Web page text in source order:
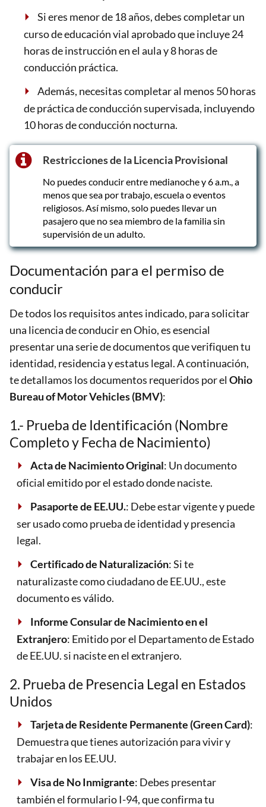
Si eres menor de 18 años, debes completar un
curso de educación vial aprobado que incluye 24
horas de instrucción en el aula y 8 horas de
conducción práctica.
Además, necesitas completar al menos 50 horas
de práctica de conducción supervisada, incluyendo
10 horas de conducción nocturna.
Restricciones de la Licencia Provisional
No puedes conducir entre medianoche y 6 a.m., a
menos que sea por trabajo, escuela o eventos
religiosos. Así mismo, solo puedes llevar un
pasajero que no sea miembro de la familia sin
supervisión de un adulto.
Documentación para el permiso de
conducir
De todos los requisitos antes indicado, para solicitar
una licencia de conducir en Ohio, es esencial
presentar una serie de documentos que verifiquen tu
identidad, residencia y estatus legal. A continuación,
te detallamos los documentos requeridos por el Ohio
Bureau of Motor Vehicles (BMV):
1.- Prueba de Identificación (Nombre
Completo y Fecha de Nacimiento)
Acta de Nacimiento Original: Un documento
oficial emitido por el estado donde naciste.
Pasaporte de EE.UU.: Debe estar vigente y puede
ser usado como prueba de identidad y presencia
legal.
Certificado de Naturalización: Si te
naturalizaste como ciudadano de EE.UU., este
documento es válido.
Informe Consular de Nacimiento en el
Extranjero: Emitido por el Departamento de Estado
de EE.UU. si naciste en el extranjero.
2. Prueba de Presencia Legal en Estados
Unidos
Tarjeta de Residente Permanente (Green Card):
Demuestra que tienes autorización para vivir y
trabajar en los EE.UU.
Visa de No Inmigrante: Debes presentar
también el formulario I-94, que confirma tu